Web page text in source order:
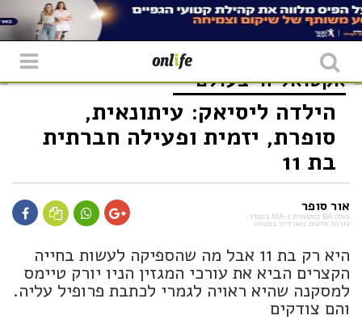
אקטואליה בעולם
הילדה ליסיאק: עיתונאית,
סופרת, יזמית ופעילה חברתית
בת 11
אור סופר
בעלת BA בתקשורת ו-MA במגדר,
עורכת חדשות באון לייף במשרה
היא רק בת 11 אבל מה שהספיקה לעשות בחייה
הקצרים הביא את עורכי המגזין הניו יורק טיימס
למסקנה שהיא ראויה לגמרי לכתבת פרופיל עליה.
והם צודקים